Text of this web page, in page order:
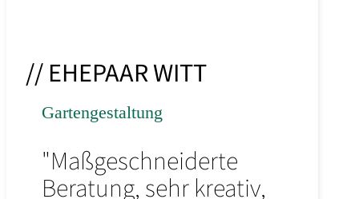
// EHEPAAR WITT
Gartengestaltung
"Maßgeschneiderte
Beratung, sehr kreativ,